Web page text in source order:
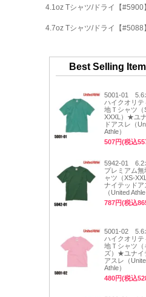
4.1oz Tシャツ/ドライ【#5900】
4.7oz Tシャツ/ドライ【#5088】
Best Selling
5001-01 5.6
ハイクオリテ
地Ｔシャツ（
XXXL）★ユ
ドアスレ（
Athle）
507円(税込
5942-01 6.2
プレミアム無
ャツ（XS-
ナイテッドア
（United Athle
787円(税込
5001-02 5.6
ハイクオリテ
地Ｔシャツ（
ズ）★ユナイ
アスレ（
Athle）
480円(税込